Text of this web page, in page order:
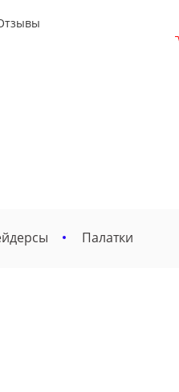
Палатки